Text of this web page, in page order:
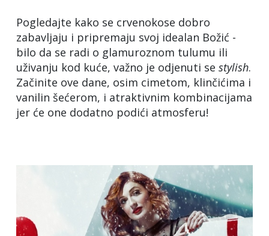
Pogledajte kako se crvenokose dobro
zabavljaju i pripremaju svoj idealan Božić -
bilo da se radi o glamuroznom tulumu ili
uživanju kod kuće, važno je odjenuti se stylish.
Začinite ove dane, osim cimetom, klinčićima i
vanilin šećerom, i atraktivnim kombinacijama
jer će one dodatno podići atmosferu!